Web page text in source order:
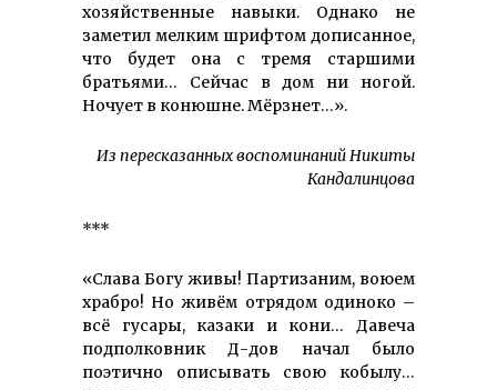
хозяйственные навыки. Однако не
заметил мелким шрифтом дописанное,
что будет она с тремя старшими
братьями… Сейчас в дом ни ногой.
Ночует в конюшне. Мёрзнет…».
Из пересказанных воспоминаний Никиты
Кандалинцова
***
«Слава Богу живы! Партизаним, воюем
храбро! Но живём отрядом одиноко –
всё гусары, казаки и кони… Давеча
подполковник Д-дов начал было
поэтично описывать свою кобылу…